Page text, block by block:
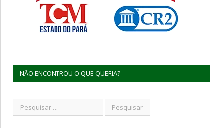
NÃO ENCONTROU O QUE QUERIA?